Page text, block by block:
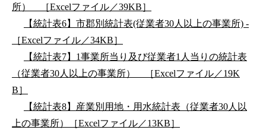
所） ［Excelファイル／39KB］
【統計表6】市郡別統計表(従業者30人以上の事業所) -
［Excelファイル／34KB］
【統計表7】1事業所当り及び従業者1人当りの統計表
（従業者30人以上の事業所） ［Excelファイル／19K
B］
【統計表8】産業別用地・用水統計表（従業者30人以
上の事業所）［Excelファイル／13KB］